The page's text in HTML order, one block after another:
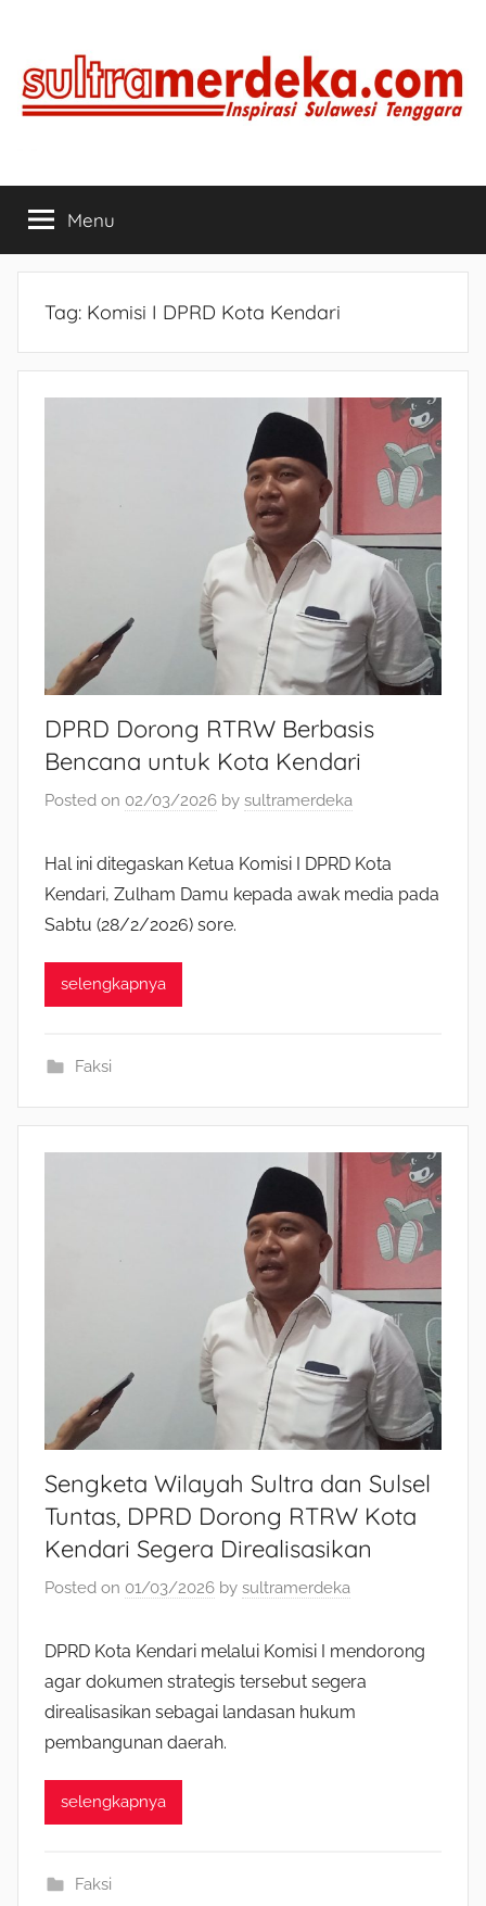
content
SULTRAMERDEKA.COM
TenggaraMenu
Tag: Komisi I DPRD Kota Kendari
DPRD Dorong RTRW Berbasis
Bencana untuk Kota Kendari
Posted on 02/03/2026 by sultramerdeka
Hal ini ditegaskan Ketua Komisi I DPRD Kota
Kendari, Zulham Damu kepada awak media pada
Sabtu (28/2/2026) sore.
selengkapnya
Faksi
Sengketa Wilayah Sultra dan Sulsel
Tuntas, DPRD Dorong RTRW Kota
Kendari Segera Direalisasikan
Posted on 01/03/2026 by sultramerdeka
DPRD Kota Kendari melalui Komisi I mendorong
agar dokumen strategis tersebut segera
direalisasikan sebagai landasan hukum
pembangunan daerah.
selengkapnya
Faksi